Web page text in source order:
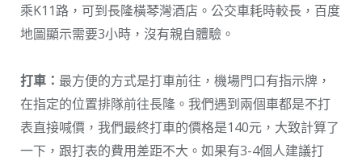
乘K11路，可到長隆橫琴灣酒店。公交車耗時較長，百度
地圖顯示需要3小時，沒有親自體驗。
打車： 最方便的方式是打車前往，機場門口有指示牌，
在指定的位置排隊前往長隆。我們遇到兩個車都是不打
表直接喊價，我們最終打車的價格是140元，大致計算了
一下，跟打表的費用差距不大。如果有3-4個人建議打